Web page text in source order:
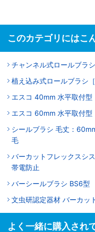
このカテゴリにはこ
チャンネル式ロールブラシ
植え込み式ロールブラシ［
エスコ 40mm 水平取付
エスコ 60mm 水平取付
シールブラシ 毛丈：
毛
バーカットフレックスシ
帯電防止
バーシールブラシ BS6型
文虫研認定器材 バーカッ
よく一緒に購入され